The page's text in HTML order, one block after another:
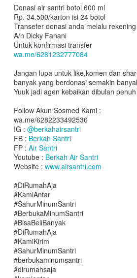
Donasi air santri botol 600 ml
Rp. 34.500/karton isi 24 botol
Transefer donasi anda melalu
A/n Dicky Fanani
Untuk konfirmasi transfer
wa.me/6281232777084
Jangan lupa untuk like,komen dan
banyak yang berdonasi semakin
Yuuk jadi agen kebaikan dibulan
Follow Akun Sosmed Kami :
wa.me/6282233492536
IG : @berkahairsantri
FB : Berkah Santri
FP : Air Santri
Youtube : Berkah Air Santri
Website : www.airsantri.com
#DiRumahAja
#KamiAntar
#SahurMinumSantri
#BerbukaMinumSantri
#BisaBeliBanyak
#DiRumahAja
#KamiKirim
#SahurMinumSantri
#berbukaminumsantri
#dirumahsaja